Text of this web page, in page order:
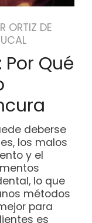
ORTIZ DE
Qué
deberse
los malos
y el
lo que
métodos
para
es